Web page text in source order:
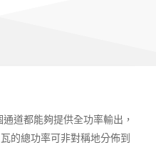
道都能夠提供全功率輸出，
的總功率可非對稱地分佈到